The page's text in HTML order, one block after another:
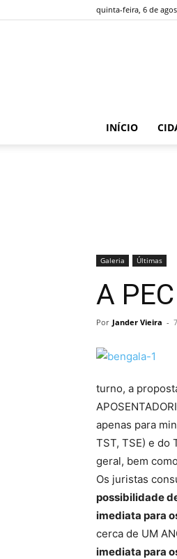
quinta-feira, 6 de
INÍCIO
Galeria Últimas
A
Por Jander Vieira -
turno, a
apenas para
TST, TSE) e do
geral, bem
Os juristas
possibilidade
imediata para
cerca de UM
imediata para